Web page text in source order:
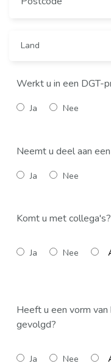
Werkt u in een DGT-
Ja Nee
Neemt u deel aan
Ja Nee
Komt u met collega's?
Ja Nee
Heeft u een vorm
gevolgd?
Ja Nee